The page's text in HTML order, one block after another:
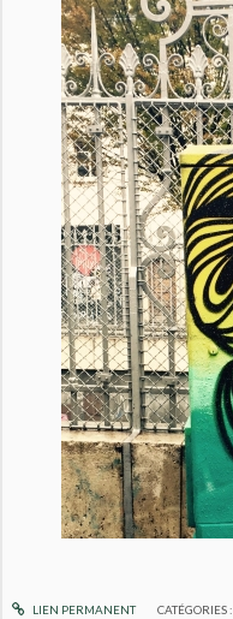
LIEN PERMANENT CATÉGORIES :